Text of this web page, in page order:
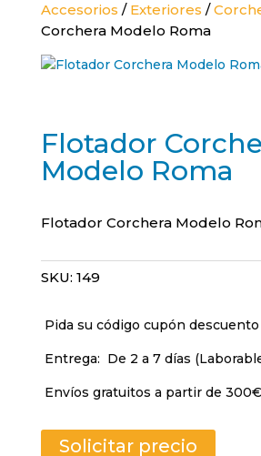
Accesorios / Exteriores /
Corchera Modelo Roma
Flotador
Modelo Roma
Flotador Corchera Modelo
SKU: 149
Pida su código cupón descuento
Entrega: De 2 a 7 días
Envíos gratuitos a partir de
Solicitar precio